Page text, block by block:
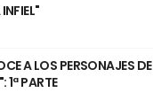
A LOS PERSONAJES
1ª PARTE